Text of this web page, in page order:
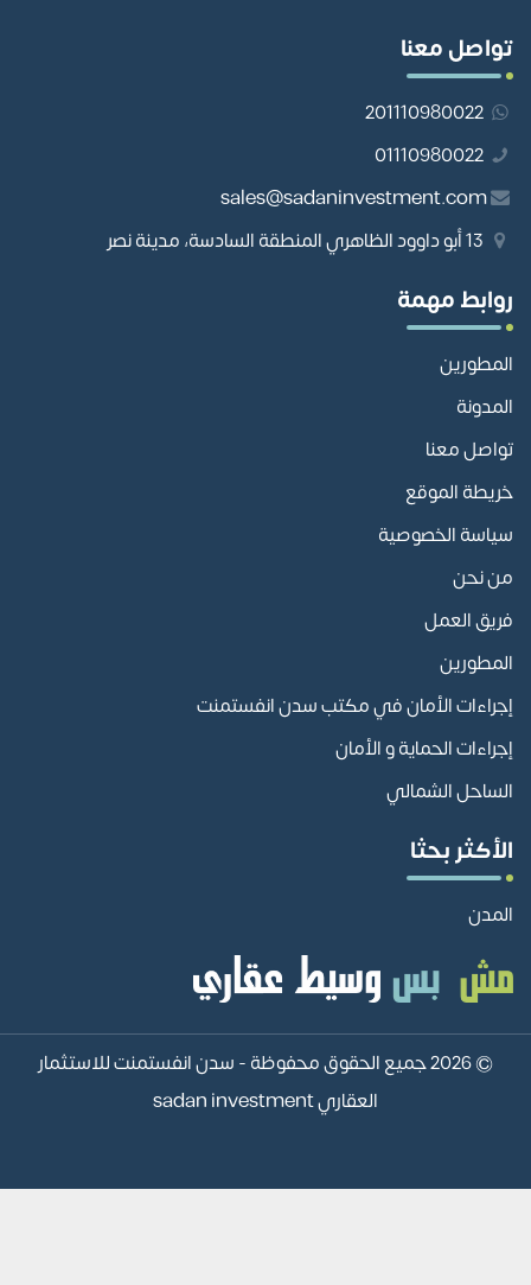
تواصل معنا
201110980022
01110980022
sales@sadaninvestment.com
روابط مهمة
المطورين
المدونة
تواصل معنا
خريطة الموقع
سياسة الخصوصية
من نحن
فريق العمل
المطورين
إجراءات الأمان في مكتب سدن انفستمنت
إجراءات الحماية و الأمان
الساحل الشمالي
الأكثر بحثا
المدن
© 2026 جميع الحقوق محفوظة -
سدن انفستمنت للاستثمار
العقاري sadan investment